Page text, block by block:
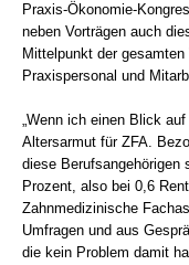
Praxis-Ökonomie-
neben Vorträgen auch
Mittelpunkt der
Praxispersonal und
„Wenn ich einen Blick
Altersarmut für ZFA.
diese Berufsangehörigen
Prozent, also bei 0,6
Zahnmedizinische
Umfragen und aus
die kein Problem damit